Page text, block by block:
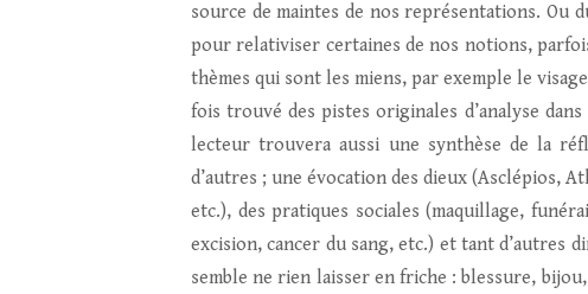
source de maintes de nos représentations. Ou
pour relativiser certaines de nos notions,
thèmes qui sont les miens, par exemple le
fois trouvé des pistes originales d’analyse
lecteur trouvera aussi une synthèse de la
d’autres ; une évocation des dieux (Asclépios,
etc.), des pratiques sociales (maquillage,
excision, cancer du sang, etc.) et tant d’autres
semble ne rien laisser en friche : blessure,